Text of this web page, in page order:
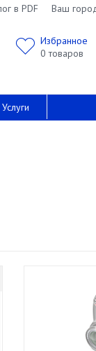
в PDF Ваш
Избранное
0 товаров
Услуги